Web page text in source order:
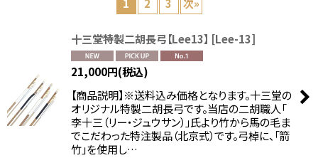
絞り込む
十三堂特製二胡長弓【Lee13】 [Lee-13]
21,000円(税込)
【商品説明】※送料込み価格となります。十三堂の
オリジナル特製二胡長弓です。当店の二胡職人「
李十三（リー・ジュウサン）」氏より竹から馬の毛ま
でこだわった特注製品（北京式）です。弓棹に、「箭
竹」を使用し…